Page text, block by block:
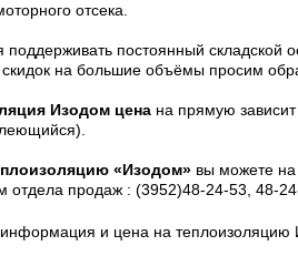
отсека.
поддерживать постоянный складской
скидок на большие объёмы просим
Изодом ценана прямую
«Изодом»вы можете на
отдела продаж : (3952)48-24-53, 48-
и цена на теплоизоляцию